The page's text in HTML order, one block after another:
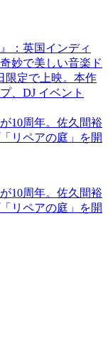
：英国インディ
妙で美しい音楽ド
限定で上映。本作
、DJ イベント
10周年。佐久間裕
リペアの庭」を開
10周年。佐久間裕
リペアの庭」を開